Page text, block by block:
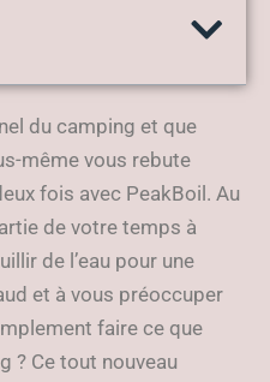
en 3D
du camping et que
même vous rebute
fois avec PeakBoil. Au
de votre temps à
de l’eau pour une
et à vous préoccuper
faire ce que
? Ce tout nouveau